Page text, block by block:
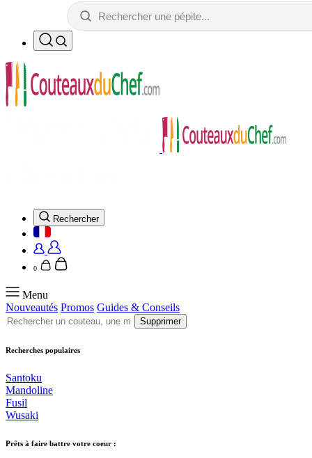
Rechercher
0
Menu
Nouveautés Promos Guides & Conseils
Supprimer
Recherches populaires
Santoku
Mandoline
Fusil
Wusaki
Prêts à faire battre votre coeur :